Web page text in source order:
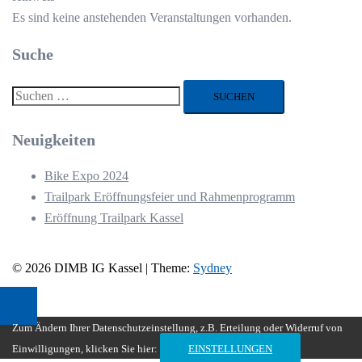
Es sind keine anstehenden Veranstaltungen vorhanden.
Suche
Suchen
Neuigkeiten
Bike Expo 2024
Trailpark Eröffnungsfeier und Rahmenprogramm
Eröffnung Trailpark Kassel
© 2026 DIMB IG Kassel | Theme: Sydney
Zum Ändern Ihrer Datenschutzeinstellung, z.B. Erteilung oder Widerruf von
Einwilligungen, klicken Sie hier:
EINSTELLUNGEN